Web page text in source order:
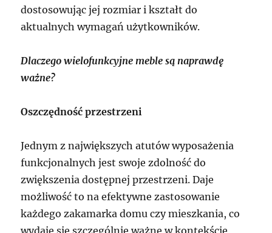
dostosowując jej rozmiar i kształt do
aktualnych wymagań użytkowników.
Dlaczego wielofunkcyjne meble są naprawdę
ważne?
Oszczędność przestrzeni
Jednym z największych atutów wyposażenia
funkcjonalnych jest swoje zdolność do
zwiększenia dostępnej przestrzeni. Daje
możliwość to na efektywne zastosowanie
każdego zakamarka domu czy mieszkania, co
wydaje się szczególnie ważne w kontekście